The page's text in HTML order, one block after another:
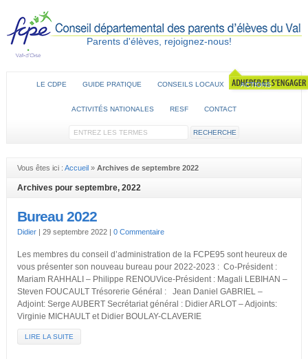
Parents d'élèves, rejoignez-nous!
LE CDPE GUIDE PRATIQUE CONSEILS LOCAUX ACTIONS
ACTIVITÉS NATIONALES RESF CONTACT
Vous êtes ici : Accueil» Archives de septembre 2022
Archives pour septembre, 2022
Bureau 2022
Didier| 29 septembre 2022 | 0 Commentaire
Les membres du conseil d’administration de la FCPE95 sont heureux de
vous présenter son nouveau bureau pour 2022-2023 : Co-Président :
Mariam RAHHALI – Philippe RENOUVice-Président : Magali LEBIHAN –
Steven FOUCAULT Trésorerie Général : Jean Daniel GABRIEL –
Adjoint: Serge AUBERT Secrétariat général : Didier ARLOT – Adjoints:
Virginie MICHAULT et Didier BOULAY-CLAVERIE
LIRE LA SUITE